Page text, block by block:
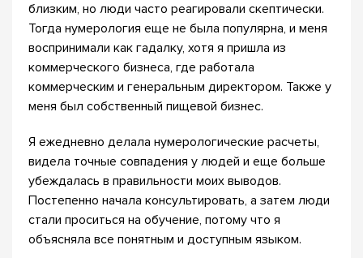
близким, но люди часто реагировали скептически.
Тогда нумерология еще не была популярна, и меня
воспринимали как гадалку, хотя я пришла из
коммерческого бизнеса, где работала
коммерческим и генеральным директором. Также у
меня был собственный пищевой бизнес.
Я ежедневно делала нумерологические расчеты,
видела точные совпадения у людей и еще больше
убеждалась в правильности моих выводов.
Постепенно начала консультировать, а затем люди
стали проситься на обучение, потому что я
объясняла все понятным и доступным языком.